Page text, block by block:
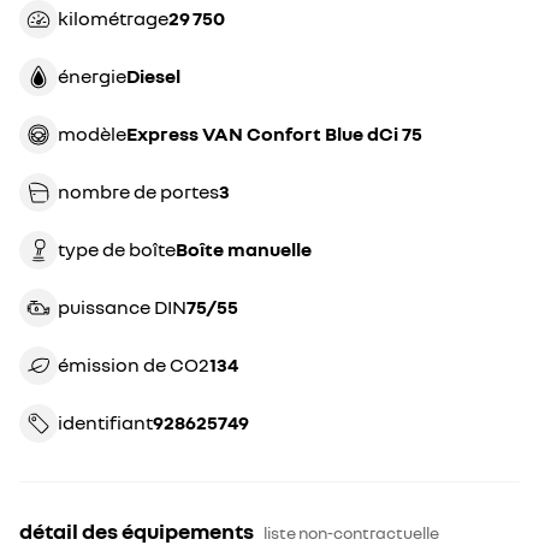
kilométrage 29 750
énergie diesel
modèle Express VAN Confort Blue dCi 75
nombre de portes3
type de boîte boîte manuelle
puissance DIN 75/55
émission de CO2 134
identifiant 928625749
détail des équipements liste non-contractuelle